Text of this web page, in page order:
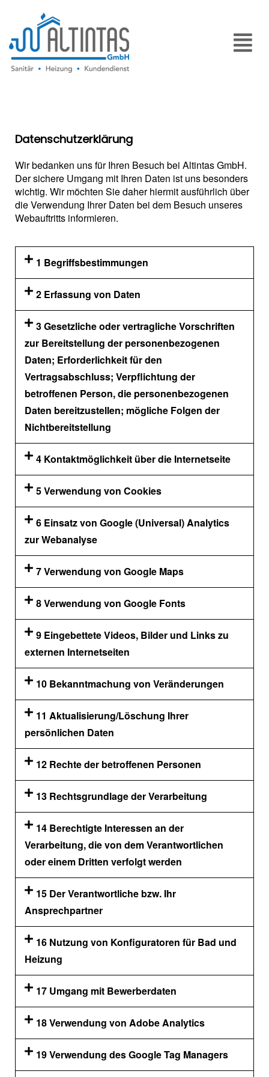
Datenschutzerklärung
Wir bedanken uns für Ihren Besuch bei Altintas GmbH.
Der sichere Umgang mit Ihren Daten ist uns besonders
wichtig. Wir möchten Sie daher hiermit ausführlich über
die Verwendung Ihrer Daten bei dem Besuch unseres
Webauftritts informieren.
1 Begriffsbestimmungen
2 Erfassung von Daten
3 Gesetzliche oder vertragliche Vorschriften
zur Bereitstellung der personenbezogenen
Daten; Erforderlichkeit für den
Vertragsabschluss; Verpflichtung der
betroffenen Person, die personenbezogenen
Daten bereitzustellen; mögliche Folgen der
Nichtbereitstellung
4 Kontaktmöglichkeit über die Internetseite
5 Verwendung von Cookies
6 Einsatz von Google (Universal) Analytics
zur Webanalyse
7 Verwendung von Google Maps
8 Verwendung von Google Fonts
9 Eingebettete Videos, Bilder und Links zu
externen Internetseiten
10 Bekanntmachung von Veränderungen
11 Aktualisierung/Löschung Ihrer
persönlichen Daten
12 Rechte der betroffenen Personen
13 Rechtsgrundlage der Verarbeitung
14 Berechtigte Interessen an der
Verarbeitung, die von dem Verantwortlichen
oder einem Dritten verfolgt werden
15 Der Verantwortliche bzw. Ihr
Ansprechpartner
16 Nutzung von Konfiguratoren für Bad und
Heizung
17 Umgang mit Bewerberdaten
18 Verwendung von Adobe Analytics
19 Verwendung des Google Tag Managers